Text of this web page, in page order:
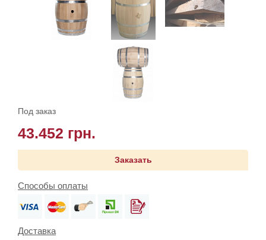
Под заказ
43.452 грн.
Заказать
Способы оплаты
Доставка